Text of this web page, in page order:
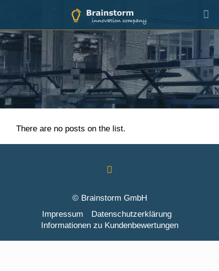
There are no posts on the list.
© Brainstorm GmbH
Impressum
Datenschutzerklärung
Informationen zu Kundenbewertungen